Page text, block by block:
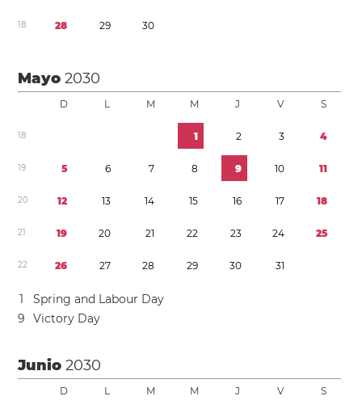
18 28 29 30
Mayo2030
D L M M J V S
18 1 2 3 4
19 5 6 7 8 9 10 11
20 12 13 14 15 16 17 18
21 19 20 21 22 23 24 25
22 26 27 28 29 30 31
1
Spring and Labour Day
9
Victory Day
Junio2030
D L M M J V S